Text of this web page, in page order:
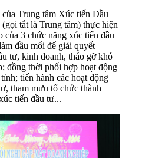
Trung tâm Xúc tiến Đầu
tắt là Trung tâm) thực hiện
3 chức năng xúc tiến đầu
đầu mối để giải quyết
tư, kinh doanh, tháo gỡ khó
đồng thời phối hợp hoạt động
tiến hành các hoạt động
tham mưu tổ chức thành
tiến đầu tư...